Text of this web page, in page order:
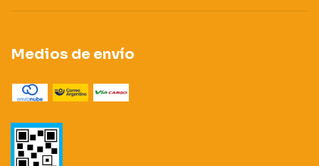
Medios de envío